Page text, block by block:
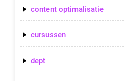
content optimalisatie
cursussen
dept